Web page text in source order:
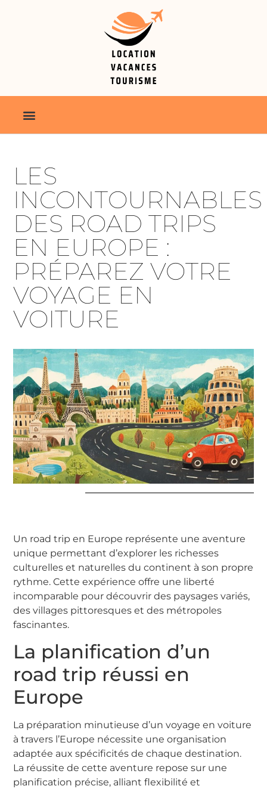
LES
INCONTOURNABLES
DES ROAD TRIPS
EN EUROPE :
PRÉPAREZ VOTRE
VOYAGE EN
VOITURE
Un road trip en Europe représente une aventure
unique permettant d’explorer les richesses
culturelles et naturelles du continent à son propre
rythme. Cette expérience offre une liberté
incomparable pour découvrir des paysages variés,
des villages pittoresques et des métropoles
fascinantes.
La planification d’un
road trip réussi en
Europe
La préparation minutieuse d’un voyage en voiture
à travers l’Europe nécessite une organisation
adaptée aux spécificités de chaque destination.
La réussite de cette aventure repose sur une
planification précise, alliant flexibilité et